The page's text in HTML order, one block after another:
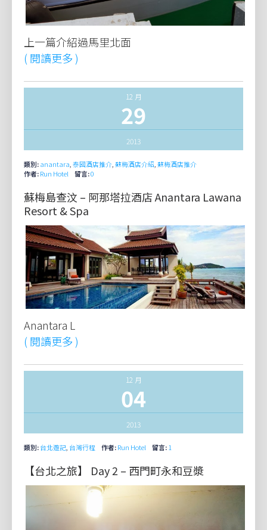
上一篇介紹過馬里北面
( 閱讀更多 )
12 月
29
2013
類別:anantara ,泰國酒店推介 ,蘇梅酒店介紹 ,蘇梅酒店推介
作者:Run Hotel 留言:0
蘇梅島查汶 – 阿那塔拉酒店 Anantara Lawana
Resort & Spa
Anantara L
( 閱讀更多 )
12 月
04
2013
類別:台北遊記 台灣行程 作者:Run Hotel 留言:1
【台北之旅】 Day 2 – 西門町永和豆漿